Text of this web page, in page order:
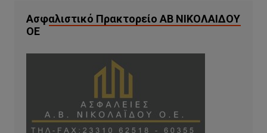
Ασφαλιστικό Πρακτορείο ΑΒ ΝΙΚΟΛΑΙΔΟΥ
ΟΕ